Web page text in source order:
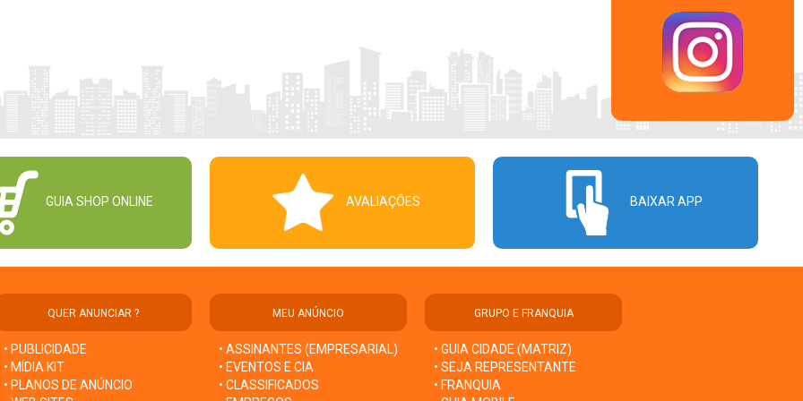
GUIA SHOP ONLINE AVALIAÇÕES BAIXAR APP
QUER ANUNCIAR ?
• PUBLICIDADE
• MÍDIA KIT
• PLANOS DE ANÚNCIO
MEU ANÚNCIO
• ASSINANTES (EMPRESARIAL)
• EVENTOS E CIA
• CLASSIFICADOS
GRUPO E FRANQUIA
• GUIA CIDADE (MATRIZ)
• SEJA REPRESENTANTE
• FRANQUIA